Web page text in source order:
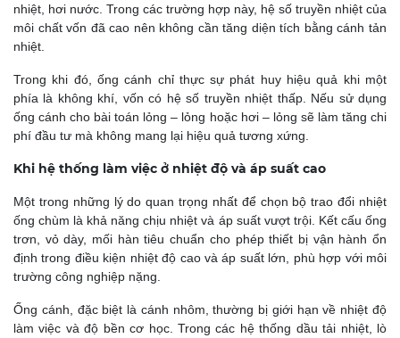
nhiệt, hơi nước. Trong các trường hợp này, hệ số truyền nhiệt của
môi chất vốn đã cao nên không cần tăng diện tích bằng cánh tản
nhiệt.
Trong khi đó, ống cánh chỉ thực sự phát huy hiệu quả khi một
phía là không khí, vốn có hệ số truyền nhiệt thấp. Nếu sử dụng
ống cánh cho bài toán lỏng – lỏng hoặc hơi – lỏng sẽ làm tăng chi
phí đầu tư mà không mang lại hiệu quả tương xứng.
Khi hệ thống làm việc ở nhiệt độ và áp suất cao
Một trong những lý do quan trọng nhất để chọn bộ trao đổi nhiệt
ống chùm là khả năng chịu nhiệt và áp suất vượt trội. Kết cấu ống
trơn, vỏ dày, mối hàn tiêu chuẩn cho phép thiết bị vận hành ổn
định trong điều kiện nhiệt độ cao và áp suất lớn, phù hợp với môi
trường công nghiệp nặng.
Ống cánh, đặc biệt là cánh nhôm, thường bị giới hạn về nhiệt độ
làm việc và độ bền cơ học. Trong các hệ thống dầu tải nhiệt, lò